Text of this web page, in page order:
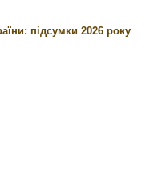
підсумки 2026 року